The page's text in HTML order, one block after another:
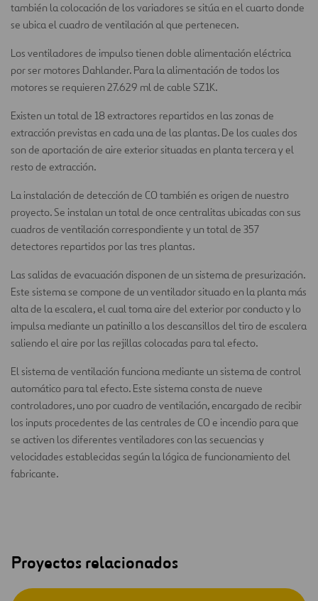
también la colocación de los variadores se sitúa en el cuarto donde
se ubica el cuadro de ventilación al que pertenecen.
Los ventiladores de impulso tienen doble alimentación eléctrica
por ser motores Dahlander. Para la alimentación de todos los
motores se requieren 27.629 ml de cable SZ1K.
Existen un total de 18 extractores repartidos en las zonas de
extracción previstas en cada una de las plantas. De los cuales dos
son de aportación de aire exterior situadas en planta tercera y el
resto de extracción.
La instalación de detección de CO también es origen de nuestro
proyecto. Se instalan un total de once centralitas ubicadas con sus
cuadros de ventilación correspondiente y un total de 357
detectores repartidos por las tres plantas.
Las salidas de evacuación disponen de un sistema de presurización.
Este sistema se compone de un ventilador situado en la planta más
alta de la escalera, el cual toma aire del exterior por conducto y lo
impulsa mediante un patinillo a los descansillos del tiro de escalera
saliendo el aire por las rejillas colocadas para tal efecto.
El sistema de ventilación funciona mediante un sistema de control
automático para tal efecto. Este sistema consta de nueve
controladores, uno por cuadro de ventilación, encargado de recibir
los inputs procedentes de las centrales de CO e incendio para que
se activen los diferentes ventiladores con las secuencias y
velocidades establecidas según la lógica de funcionamiento del
fabricante.
Proyectos relacionados